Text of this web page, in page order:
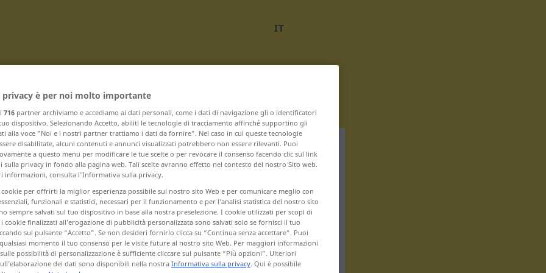
IT
X – x-beliebig ... x-te
x-mal
x-te
privacy è per noi molto importante
716 partner archiviamo e accediamo ai dati personali, come i dati di navigazione gli o identificatori
dispositivo. Selezionando Accetto, abiliti le tecnologie di tracciamento affinché supportino gli
alla voce "Noi e i nostri partner trattiamo i dati da fornire". Nel caso in cui queste tecnologie
disabilitate, alcuni contenuti e annunci visualizzati potrebbero non essere rilevanti. Puoi
a questo menu per modificare le tue scelte o per revocare il consenso facendo clic sul link
sulla privacy in fondo alla pagina web. Tali scelte avranno effetto nel contesto del nostro Sito web.
informazioni, consulta l'Informativa sulla privacy.
cookie per offrirti la miglior esperienza possibile sul nostro sito Web e per comunicare meglio con
funzionali e statistici, necessari per il funzionamento e per l’analisi statistica del nostro sito
sempre salvati sul tuo dispositivo in base alla nostra preselezione. I cookie utilizzati per scopi di
cookie finalizzati all’erogazione di pubblicità personalizzata sono salvati solo se fornisci il tuo
sul pulsante “Accetto”. Se non desideri fornirlo clicca su “Continua senza accettare”. Puoi
momento il tuo consenso per le visite future al nostro sito Web. Per maggiori informazioni
possibilità di personalizzazione è sufficiente cliccare sul pulsante “Più opzioni”. Ulteriori
dei dati sono disponibili nella nostraInformativa sulla privacy. Qui è possibile